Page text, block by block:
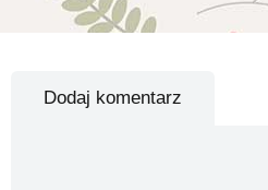
Dodaj komentarz